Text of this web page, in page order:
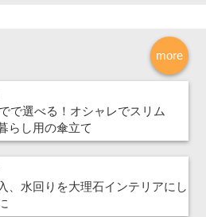
more
で選べる！オシャレでスリム
らし用の傘立て
、水回りを大理石インテリアにし